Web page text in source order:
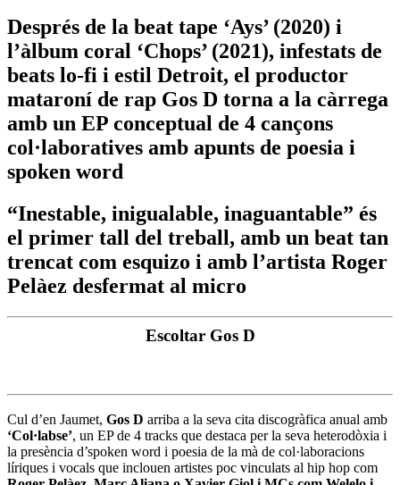
Després de la beat tape ‘Ays’ (2020) i
l’àlbum coral ‘Chops’ (2021), infestats de
beats lo-fi i estil Detroit, el productor
mataroní de rap Gos D torna a la càrrega
amb un EP conceptual de 4 cançons
col·laboratives amb apunts de poesia i
spoken word
“Inestable, inigualable, inaguantable” és
el primer tall del treball, amb un beat tan
trencat com esquizo i amb l’artista Roger
Pelàez desfermat al micro
Escoltar Gos D
Cul d’en Jaumet, Gos D arriba a la seva cita discogràfica anual amb
‘Col·labse’, un EP de 4 tracks que destaca per la seva heterodòxia i
la presència d’spoken word i poesia de la mà de col·laboracions
líriques i vocals que inclouen artistes poc vinculats al hip hop com